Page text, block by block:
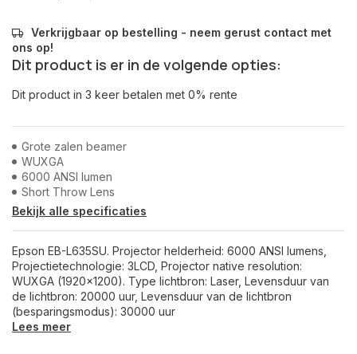
Verkrijgbaar op bestelling - neem gerust contact met
ons op!
Dit product is er in de volgende opties:
Dit product in 3 keer betalen met 0% rente
Grote zalen beamer
WUXGA
6000 ANSI lumen
Short Throw Lens
Bekijk alle specificaties
Epson EB-L635SU. Projector helderheid: 6000 ANSI lumens,
Projectietechnologie: 3LCD, Projector native resolution:
WUXGA (1920x1200). Type lichtbron: Laser, Levensduur van
de lichtbron: 20000 uur, Levensduur van de lichtbron
(besparingsmodus): 30000 uur
Lees meer